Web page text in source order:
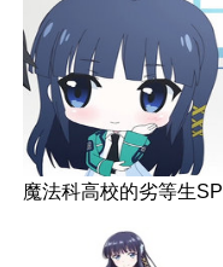
魔法科高校的劣等生SP